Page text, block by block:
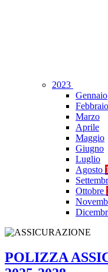
2023
Gennaio
Febbraio
Marzo
Aprile
Maggio
Giugno
Luglio
Agosto 1
Ottobre
POLIZZA